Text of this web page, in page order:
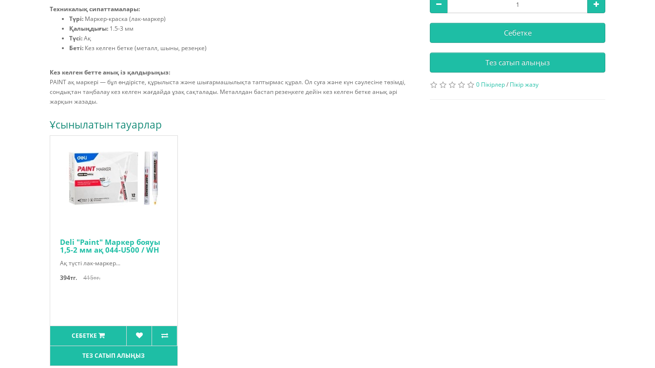
Техникалық сипаттамалары:
Түрі: Маркер-краска (лак-маркер)
Қалыңдығы: 1.5-3 мм
Түсі:Ақ
Беті: Кез келген бетке (металл, шыны, резеңке)
Кез келген бетте анық із қалдырыңыз:
PAINT ақ маркері — бұл өндірісте, құрылыста және шығармашылықта таптырмас құрал. Ол суға және күн сәулесіне төзімді,
сондықтан таңбалау кез келген жағдайда ұзақ сақталады. Металлдан бастап резеңкеге дейін кез келген бетке анық әрі
жарқын жазады.
Себетке
Тез сатып алыңыз
0 Пікірлер/ Пікір жазу
Ұсынылатын тауарлар
Deli "Paint" Маркер бояуы
1,5-2 мм ақ 044-U500 / WH
Ақ түсті лак-маркер...
394тг.
415тг.
СЕБЕТКЕ
ТЕЗ САТЫП АЛЫҢЫЗ